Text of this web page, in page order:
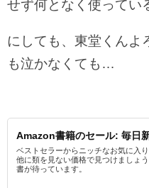
せず何となく使ってい
にしても、東堂くんよ
も泣かなくても…
Amazon書籍のセール: 毎日
ベストセラーからニッチなお気に入
他に類を見ない価格で見つけましょ
書が待っています。